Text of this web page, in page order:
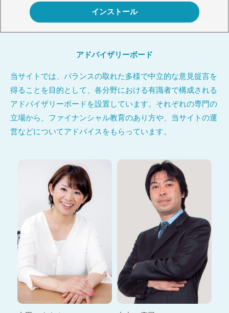
インストール
アドバイザリーボード
当サイトでは、バランスの取れた多様で中立的な意見提言を
得ることを目的として、各分野における有識者で構成される
アドバイザリーボードを設置しています。それぞれの専門の
立場から、ファイナンシャル教育のあり方や、当サイトの運
営などについてアドバイスをもらっています。